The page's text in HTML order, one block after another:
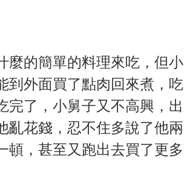
麼的簡單的料理來吃，但小
到外面買了點肉回來煮，吃
完了，小舅子又不高興，出
亂花錢，忍不住多說了他兩
頓，甚至又跑出去買了更多